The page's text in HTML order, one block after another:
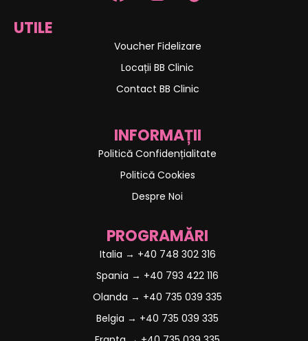
UTILE
Voucher Fidelizare
Locații BB Clinic
Contact BB Clinic
INFORMAȚII
Politică Confidențialitate
Politică Cookies
Despre Noi
PROGRAMĂRI
Italia → +40 748 302 316
Spania → +40 793 422 116
Olanda → +40 735 039 335
Belgia → +40 735 039 335